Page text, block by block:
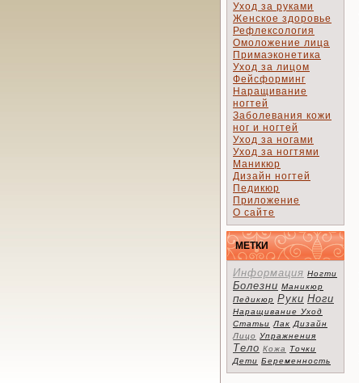
Уход за руками
Женское здоровье
Рефлексология
Омоложение лица
Примаэконетика
Уход за лицом
Фейсформинг
Наращивание
ногтей
Заболевания кожи
ног и ногтей
Уход за ногами
Уход за ногтями
Маникюр
Дизайн ногтей
Педикюр
Приложение
О сайте
МЕТКИ
Информация Ногти
Болезни Маникюр
Педикюр Руки Ноги
Наращивание Уход
Статьи Лак Дизайн
Лицо Упражнения
Тело Кожа
Точки
Дети Беременность